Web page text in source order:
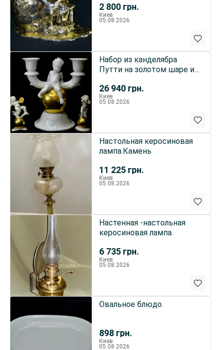
2 800 грн.
Киев
05.08.2026
26 940 грн.
Набор из канделябра
Путти на золотом шаре и
музыкан
Киев
05.08.2026
11 225 грн.
Настольная керосиновая
лампа.Камень
Киев
05.08.2026
6 735 грн.
Настенная -настольная
керосиновая лампа.
Киев
05.08.2026
898 грн.
Овальное блюдо.
Киев
05.08.2026